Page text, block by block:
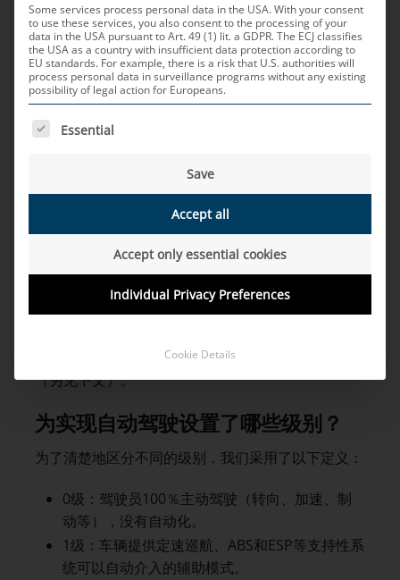
“自主驾驶”这个术语涉及在没有驾驶员或操作人员远
程控制的情况下独立移动的车辆。这也包括独立移动
的运输系统和机器人。这意味着这些车辆配备了使车
辆能够独立移动的传感器、执行器和控制系统。与电
气化、连通性和汽车共享服务一样，自主驾驶也是汽
车工业的大趋势之一。
为什么要自主驾驶？
高交通安全，特别是因为交通密度的增加，人口的老
龄化需要实现适合不同年龄群体的移动出行（为了将
不同年龄群体的事故风险降低到最小，根据柏林技术
基金会的出版物）。此外，自动驾驶车辆还可以提高
驾驶效率，从而减少二氧化碳的排放。最后，自主驾
的自行驾驶的物流车辆或者“编队”（Platooning）中
（另见下文）。
为实现自动驾驶设置了哪些级别？
为了清楚地区分不同的级别，我们采用了以下定义：
0级：驾驶员100％主动驾驶（转向、加速、制
动等），没有自动化。
1级：车辆提供定速巡航、ABS和ESP等支持性系
统可以自动介入的辅助模式。
Some services process personal data in the USA. With your consent
to use these services, you also consent to the processing of your
data in the USA pursuant to Art. 49 (1) lit. a GDPR. The ECJ classifies
the USA as a country with insufficient data protection according to
EU standards. For example, there is a risk that U.S. authorities will
process personal data in surveillance programs without any existing
possibility of legal action for Europeans.
THE FOLLOWING IS A LIST OF SERVICE GROUPS FOR
Essential
Save
Accept all
Accept only essential cookies
Individual Privacy Preferences
Cookie Details